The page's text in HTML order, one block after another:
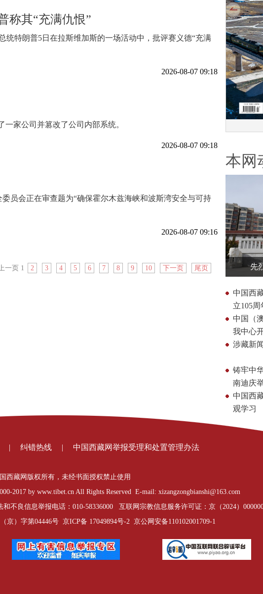
称其“充满仇恨”
特朗普5日在拉斯维加斯的一场活动中，批评赛义德“充满
2026-08-07 09:18
家公司并篡改了公司内部系统。
2026-08-07 09:18
员会正在审查题为“确保霍尔木兹海峡和波斯湾安全与可持
2026-08-07 09:16
一页 1 2 3 4 5 6 7 8 9 10 下一页 尾页
本网
先
中国西
立105
中国（
我中心
涉藏新
铸牢中
南迪庆
中国西
观学习
| 纠错热线 | 中国西藏网举报受理和处置管理办法
西藏网版权所有，未经书面授权禁止使用
2017 by www.tibet.cn All Rights Reserved E-mail: xizangzongbianshi@163.com
不良信息举报电话：010-58336000 互联网宗教信息服务许可证：京（2024）
京）字第04446号 京ICP备 17049894号-2京公网安备110102001709-1